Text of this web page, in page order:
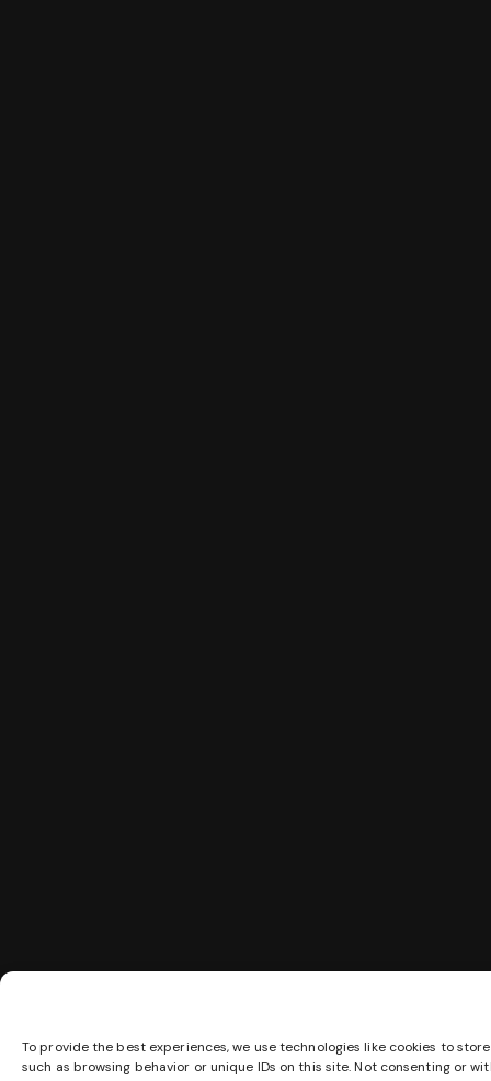
To provide the best experiences, we use technologies like cookies to
such as browsing behavior or unique IDs on this site. Not consenting or